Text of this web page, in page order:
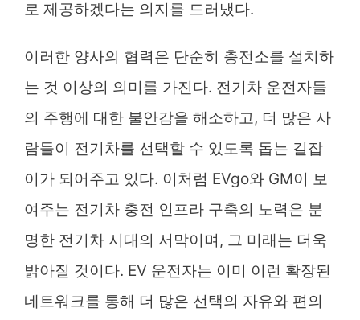
로 제공하겠다는 의지를 드러냈다.
이러한 양사의 협력은 단순히 충전소를 설치하
는 것 이상의 의미를 가진다. 전기차 운전자들
의 주행에 대한 불안감을 해소하고, 더 많은 사
람들이 전기차를 선택할 수 있도록 돕는 길잡
이가 되어주고 있다. 이처럼 EVgo와 GM이 보
여주는 전기차 충전 인프라 구축의 노력은 분
명한 전기차 시대의 서막이며, 그 미래는 더욱
밝아질 것이다. EV 운전자는 이미 이런 확장된
네트워크를 통해 더 많은 선택의 자유와 편의